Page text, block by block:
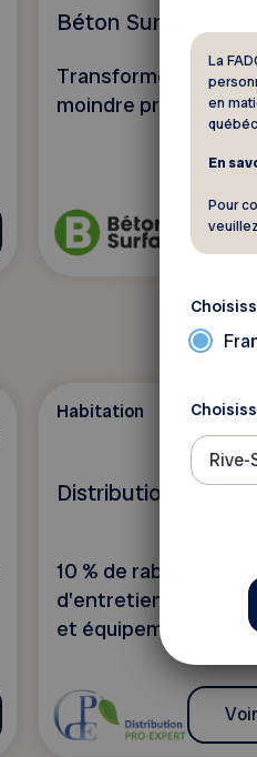
Béton Surface
Transformez vos
moindre prix!
Habitation
Distribution Pro-
10 % de rabais sur
d’entretien, de
et équipements.
La
en
En
Pour
Rive-